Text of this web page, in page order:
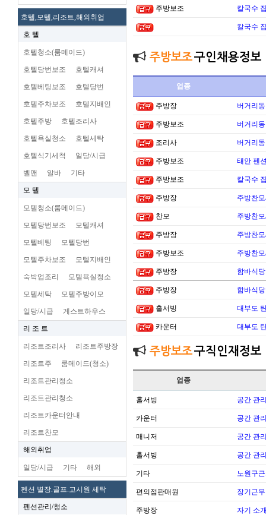
호텔,모텔,리조트,해외취업
호 텔
호텔청소(룸메이드)
호텔당번보조 호텔캐셔
호텔베팅보조 호텔당번
호텔주차보조 호텔지배인
호텔주방 호텔조리사
호텔욕실청소 호텔세탁
호텔식기세척 일당/시급
벨맨 알바 기타
모 텔
모텔청소(룸메이드)
모텔당번보조 모텔캐셔
모텔베팅 모텔당번
모텔주차보조 모텔지배인
숙박업조리 모텔욕실청소
모텔세탁 모텔주방이모
일당/시급 게스트하우스
리 조 트
리조트조리사 리조트주방장
리조트주 룸메이드(청소)
리조트관리청소
리조트관리청소
리조트카운터안내
리조트찬모
해외취업
일당/시급 기타 해외
펜션 별장.골프.고시원 세탁
펜션관리/청소
주방보조 칼국수
칼국수
주방보조구인채용정보
업종
주방장 버거리
주방보조 버거리
조리사 버거리
주방보조 태안 펜
주방보조 칼국수
주방장 주방찬
찬모 주방찬
주방장 주방찬
주방보조 주방찬
주방장 함바식
주방장 함바식
홀서빙 대부도
카운터 대부도
주방보조구직인재정보
업종
홀서빙 공간 관
카운터 공간 관
매니저 공간 관
홀서빙 공간 관
기타 노원구
편의점판매원 장기근
주방장 자기 소